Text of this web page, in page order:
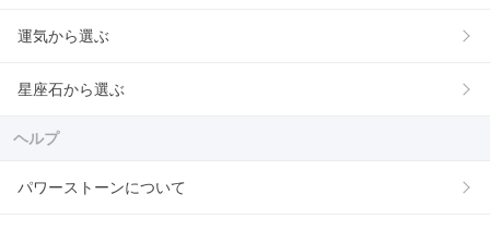
運気から選ぶ
星座石から選ぶ
ヘルプ
パワーストーンについて